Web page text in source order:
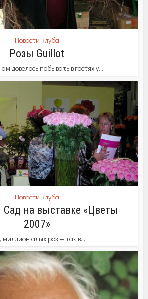
Новости клуба
Розы Guillot
довелось побывать в гостях у...
Новости клуба
Сад на выставке «Цветы
2007»
алых роз — так в...